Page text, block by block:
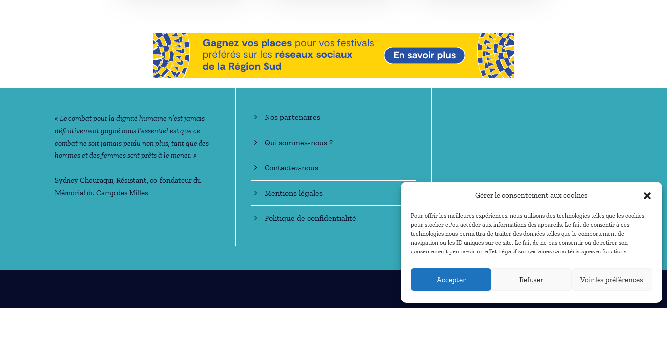
Gérer le consentement aux cookies
Pour offrir les meilleures expériences, nous utilisons des technologies telles que les cookies
pour stocker et/ou accéder aux informations des appareils. Le fait de consentir à ces
technologies nous permettra de traiter des données telles que le comportement de
navigation ou les ID uniques sur ce site. Le fait de ne pas consentir ou de retirer son
consentement peut avoir un effet négatif sur certaines caractéristiques et fonctions.
Accepter Refuser Voir les préférences
Notre philosophie
« Le combat pour la dignité humaine n’est jamais
déﬁnitivement gagné mais l’essentiel est que ce
combat ne soit jamais perdu non plus, tant que des
hommes et des femmes sont prêts à le mener. »
Sydney Chouraqui, Résistant, co-fondateur du
Mémorial du Camp des Milles
En savoir +
Nos partenaires
Qui sommes-nous ?
Contactez-nous
Mentions légales
Politique de confidentialité